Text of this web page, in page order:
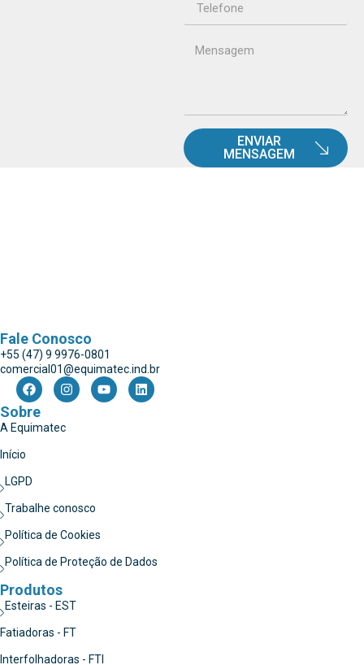
ENVIAR
MENSAGEM
Fale Conosco
+55 (47) 9 9976-0801
comercial01@equimatec.ind.br
Sobre
A Equimatec
Início
LGPD
Trabalhe conosco
Política de Cookies
Política de Proteção de Dados
Produtos
Esteiras - EST
Fatiadoras - FT
Interfolhadoras - FTI